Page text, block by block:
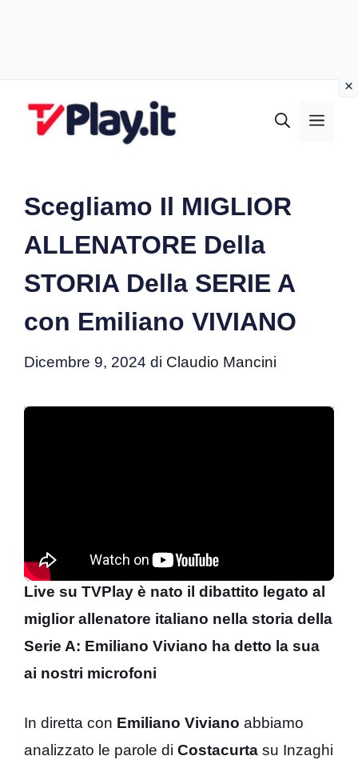
Scegliamo Il MIGLIOR
ALLENATORE Della
STORIA Della SERIE A
con Emiliano VIVIANO
Dicembre 9, 2024 di Claudio Mancini
Live su TVPlay è nato il dibattito legato al
miglior allenatore italiano nella storia della
Serie A: Emiliano Viviano ha detto la sua
ai nostri microfoni
In diretta con Emiliano Viviano abbiamo
analizzato le parole di Costacurta su Inzaghi